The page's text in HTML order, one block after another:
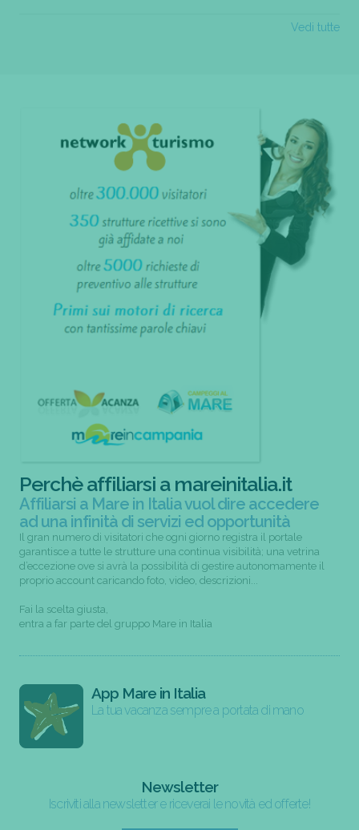
Vedi tutte
Perchè affiliarsi a mareinitalia.it
Affiliarsi a Mare in Italia vuol dire accedere
ad una infinità di servizi ed opportunità
Il gran numero di visitatori che ogni giorno registra il portale
garantisce a tutte le strutture una continua visibilità; una vetrina
d’eccezione ove si avrà la possibilità di gestire autonomamente il
proprio account caricando foto, video, descrizioni...
Fai la scelta giusta,
entra a far parte del gruppo Mare in Italia
App Mare in Italia
La tua vacanza sempre a portata di mano
Newsletter
Iscriviti alla newsletter e riceverai le novità ed offerte!